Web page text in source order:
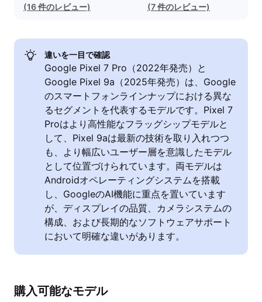
(16 件のレビュー)
(7 件のレビュー)
違いを一目で確認
Google Pixel 7 Pro（2022年発売）と
Google Pixel 9a（2025年発売）は、Google
のスマートフォンラインナップにおける異な
るセグメントを代表するモデルです。Pixel 7
Proはより高性能なフラッグシップモデルと
して、Pixel 9aは最新の技術を取り入れつつ
も、より幅広いユーザー層を意識したモデル
として位置づけられています。両モデルは
Androidオペレーティングシステムを搭載
し、GoogleのAI機能に重点を置いています
が、ディスプレイの品質、カメラシステムの
構成、および長期的なソフトウェアサポート
において明確な違いがあります。
購入可能なモデル